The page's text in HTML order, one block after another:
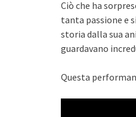
Ciò che ha
tanta passione e
storia dalla sua
guardavano
Questa